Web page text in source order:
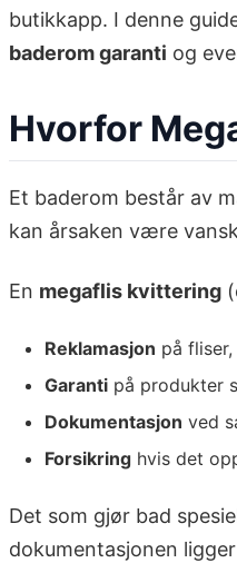
butikkapp. I denne
baderom garanti og
Hvorfor
Et baderom består av
kan årsaken være
En megaflis kvittering
Reklamasjon på
Garanti på produkter
Dokumentasjon ved
Forsikring hvis det
Det som gjør bad
dokumentasjonen